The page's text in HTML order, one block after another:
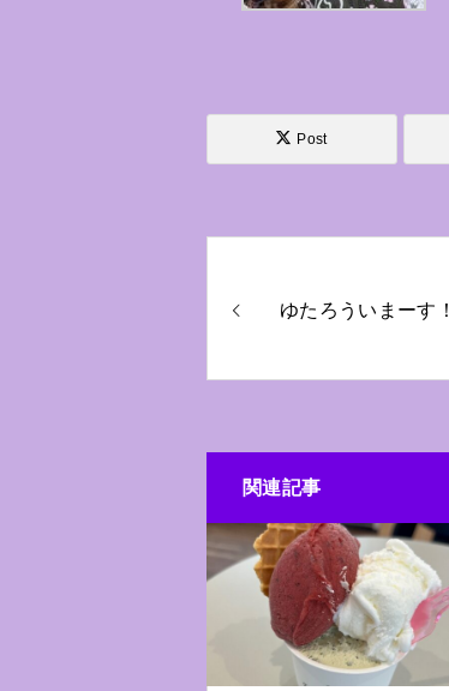
Post
ゆたろういまーす！
関連記事